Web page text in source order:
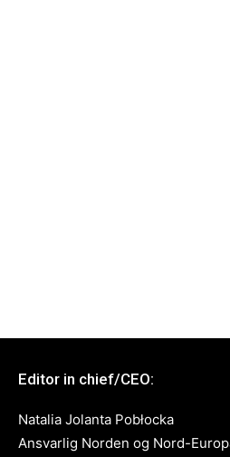
Editor in chief/CEO:
Natalia Jolanta Pobłocka
Ansvarlig Norden og Nord-